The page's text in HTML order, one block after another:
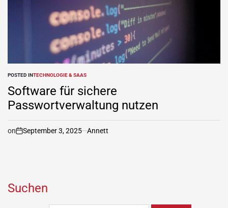
POSTED INTECHNOLOGIE & SAAS
Software für sichere
Passwortverwaltung nutzen
on September 3, 2025 Annett
Suchen